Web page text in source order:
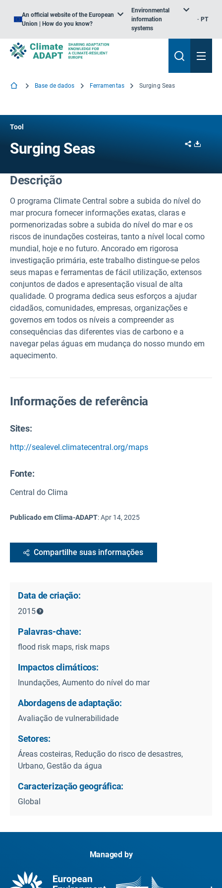
An official website of the European
Union | How do you know?
Environmental
information
systems
PT
Base de dados Ferramentas Surging Seas
Tool
Surging Seas Share
Descrição
O programa Climate Central sobre a subida do nível do
mar procura fornecer informações exatas, claras e
pormenorizadas sobre a subida do nível do mar e os
riscos de inundações costeiras, tanto a nível local como
mundial, hoje e no futuro. Ancorado em rigorosa
investigação primária, este trabalho distingue-se pelos
seus mapas e ferramentas de fácil utilização, extensos
conjuntos de dados e apresentação visual de alta
qualidade. O programa dedica seus esforços a ajudar
cidadãos, comunidades, empresas, organizações e
governos em todos os níveis a compreender as
consequências das diferentes vias de carbono e a
navegar pelas águas em mudança do nosso mundo em
aquecimento.
Informações de referência
Sites:
http://sealevel.climatecentral.org/maps
Fonte:
Central do Clima
Publicado em Clima-ADAPT:Apr 14, 2025
Compartilhe suas informações
Data de criação:
2015
Palavras-chave:
flood risk maps, risk maps
Impactos climáticos:
Inundações, Aumento do nível do mar
Abordagens de adaptação:
Avaliação de vulnerabilidade
Setores:
Áreas costeiras, Redução do risco de desastres,
Urbano, Gestão da água
Caracterização geográfica:
Global
Managed by